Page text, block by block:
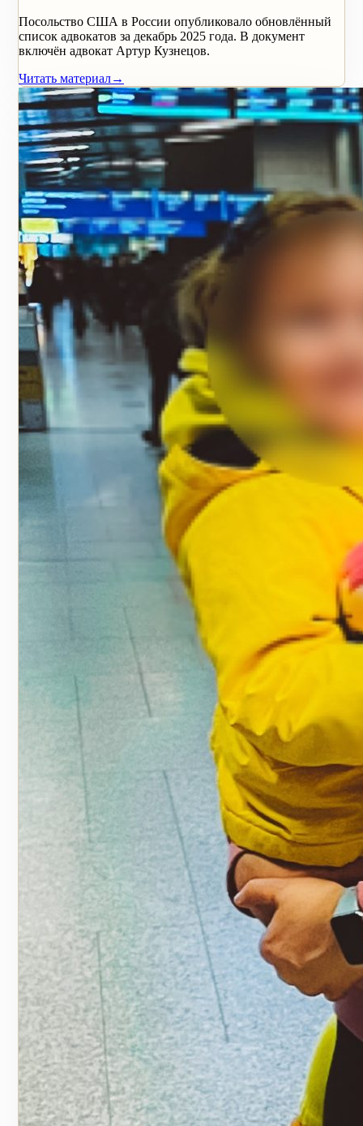
Посольство США в России опубликовало обновлённый
список адвокатов за декабрь 2025 года. В документ
включён адвокат Артур Кузнецов.
Читать материал→